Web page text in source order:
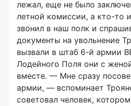
лежал, еще не было
летной комиссии, а кто-то
звонил в наш полк и
документы на увольнение
вызвали в штаб 6-й армии
Лодейного Поля они с
вместе. — Мне сразу
армии, — вспоминает
советовал человек,